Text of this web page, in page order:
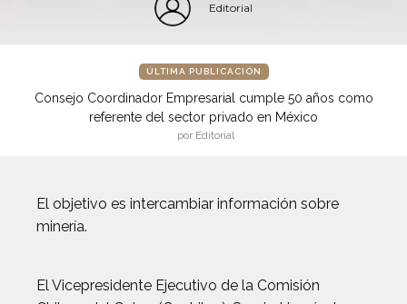
Editorial
ÚLTIMA PUBLICACIÓN
Consejo Coordinador Empresarial cumple 50 años como
referente del sector privado en México
por Editorial
El objetivo es intercambiar información sobre
minería.
El Vicepresidente Ejecutivo de la Comisión